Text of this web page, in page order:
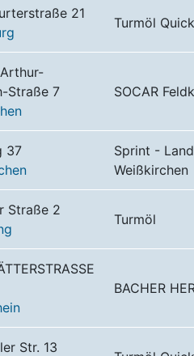
21
Turmöl Quick
Straße 7
SOCAR
37
Sprint -
Weißkirchen
Straße 2
Turmöl
BACHER
Str. 13